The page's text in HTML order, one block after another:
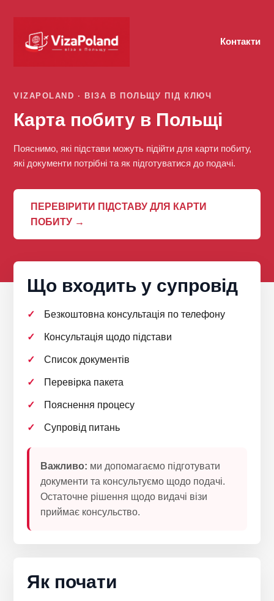
Контакти
VIZAPOLAND · ВІЗА В ПОЛЬЩУ ПІД КЛЮЧ
Карта побиту в Польщі
Пояснимо, які підстави можуть підійти для карти побиту,
які документи потрібні та як підготуватися до подачі.
ПЕРЕВІРИТИ ПІДСТАВУ ДЛЯ КАРТИ
ПОБИТУ →
Що входить у супровід
Безкоштовна консультація по телефону
Консультація щодо підстави
Список документів
Перевірка пакета
Пояснення процесу
Супровід питань
Важливо: ми допомагаємо підготувати
документи та консультуємо щодо подачі.
Остаточне рішення щодо видачі візи
приймає консульство.
Як почати